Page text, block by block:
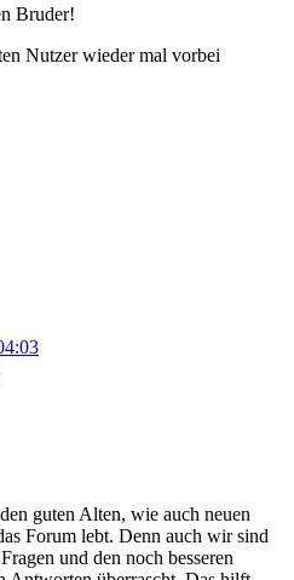
Bruder!
Nutzer wieder mal vorbei
guten Alten, wie auch neuen
Forum lebt. Denn auch wir sind
und den noch besseren